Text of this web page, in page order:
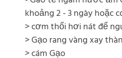
khoảng 2 - 3 ngày hoặc
> cơm thổi hơi nát để
> Gạo rang vàng xay
> cám Gạo